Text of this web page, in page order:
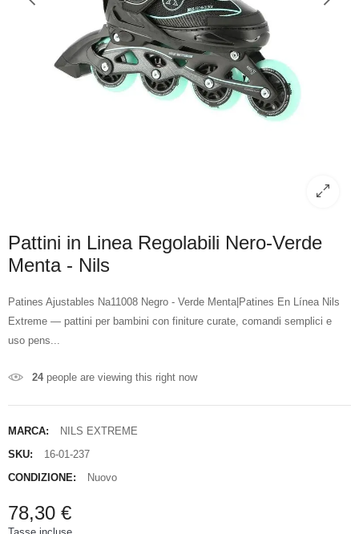
Pattini in Linea Regolabili Nero-Verde
Menta - Nils
Patines Ajustables Na11008 Negro - Verde Menta|Patines En Línea Nils
Extreme — pattini per bambini con finiture curate, comandi semplici e
uso pens...
24people are viewing this right now
MARCA:
NILS EXTREME
SKU:
16-01-237
CONDIZIONE:
Nuovo
78,30 €